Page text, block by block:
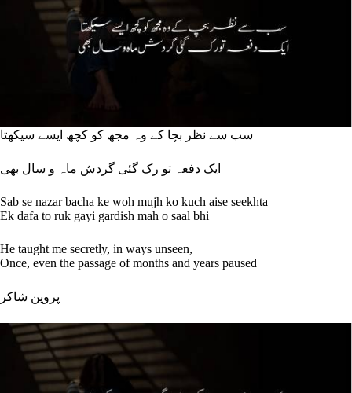
سب سے نظر بچا کے وہ مجھ کو کچھ ایسے سیکھتا
ایک دفعہ تو رک گئی گردش ماہ و سال بھی
Sab se nazar bacha ke woh mujh ko kuch aise seekhta
Ek dafa to ruk gayi gardish mah o saal bhi
He taught me secretly, in ways unseen,
Once, even the passage of months and years paused
پروین شاکر